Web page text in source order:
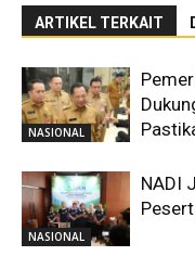
ARTIKEL TERKAIT
NASIONAL
NASIONAL
NADI